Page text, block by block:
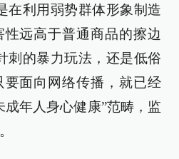
在利用弱势群体形象制造
远高于普通商品的擦边
刺的暴力玩法，还是低俗
面向网络传播，就已经
成年人身心健康”范畴，监